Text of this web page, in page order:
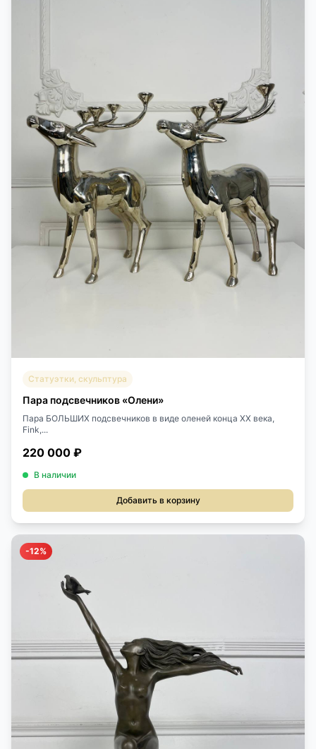
Статуэтки, скульптура
Пара подсвечников «Олени»
Пара БОЛЬШИХ подсвечников в виде оленей конца XX века,
Fink,...
220 000 ₽
В наличии
Добавить в корзину
-12%